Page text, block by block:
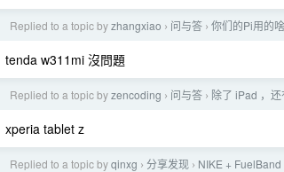
Replied to a topic byzhangxiao › 问与答 › 你们的Pi用的
tenda w311mi 沒問題
Replied to a topic byzencoding › 问与答 › 除了 iPad ，还
xperia tablet z
Replied to a topic byqinxg › 分享发现 › NIKE + FuelBand